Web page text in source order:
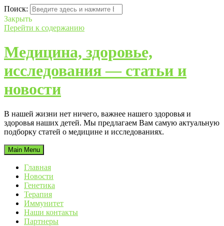
Поиск:
Закрыть
Перейти к содержанию
Медицина, здоровье,
исследования — статьи и
новости
В нашей жизни нет ничего, важнее нашего здоровья и
здоровья наших детей. Мы предлагаем Вам самую актуальную
подборку статей о медицине и исследованиях.
Main Menu
Главная
Новости
Генетика
Терапия
Иммунитет
Наши контакты
Партнеры